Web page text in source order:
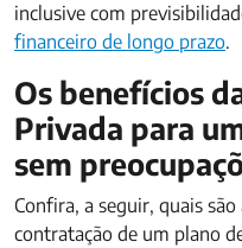
inclusive com
financeiro de longo prazo.
Os benefícios
Privada para
sem
Confira, a seguir, quais
contratação de um plano